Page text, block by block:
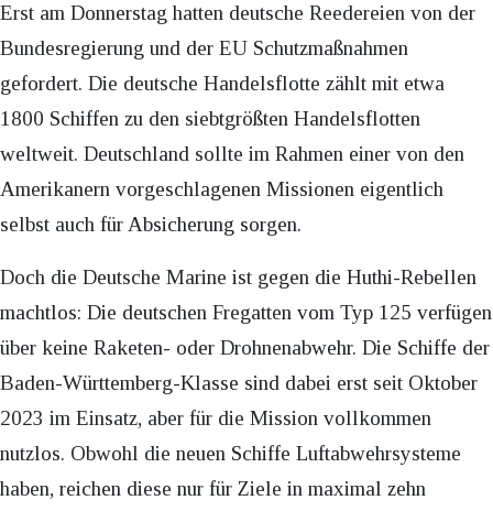
Erst am Donnerstag hatten deutsche Reedereien von der
Bundesregierung und der EU Schutzmaßnahmen
gefordert. Die deutsche Handelsflotte zählt mit etwa
1800 Schiffen zu den siebtgrößten Handelsflotten
weltweit. Deutschland sollte im Rahmen einer von den
Amerikanern vorgeschlagenen Missionen eigentlich
selbst auch für Absicherung sorgen.
Doch die Deutsche Marine ist gegen die Huthi-Rebellen
machtlos: Die deutschen Fregatten vom Typ 125 verfügen
über keine Raketen- oder Drohnenabwehr. Die Schiffe der
Baden-Württemberg-Klasse sind dabei erst seit Oktober
2023 im Einsatz, aber für die Mission vollkommen
nutzlos. Obwohl die neuen Schiffe Luftabwehrsysteme
haben, reichen diese nur für Ziele in maximal zehn